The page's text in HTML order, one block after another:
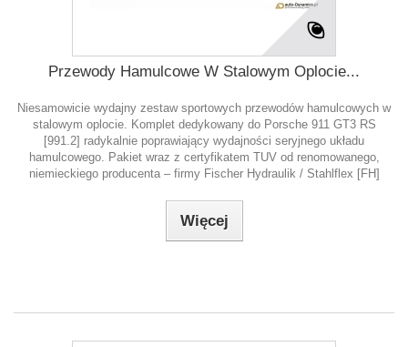
Przewody Hamulcowe W Stalowym Oplocie...
Niesamowicie wydajny zestaw sportowych przewodów hamulcowych w
stalowym oplocie. Komplet dedykowany do Porsche 911 GT3 RS
[991.2] radykalnie poprawiający wydajności seryjnego układu
hamulcowego. Pakiet wraz z certyfikatem TUV od renomowanego,
niemieckiego producenta – firmy Fischer Hydraulik / Stahlflex [FH]
Więcej